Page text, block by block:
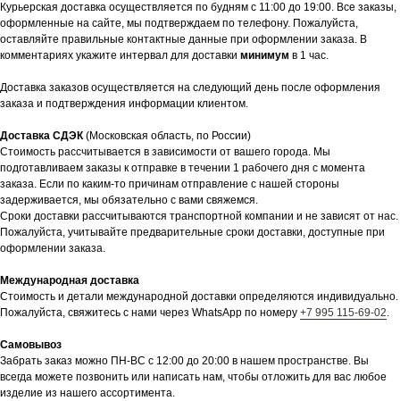
Курьерская доставка осуществляется по будням с 11:00 до 19:00. Все заказы,
оформленные на сайте, мы подтверждаем по телефону. Пожалуйста,
оставляйте правильные контактные данные при оформлении заказа. В
комментариях укажите интервал для доставки минимум в 1 час.
Доставка заказов осуществляется на следующий день после оформления
заказа и подтверждения информации клиентом.
Доставка СДЭК(Московская область, по России)
Стоимость рассчитывается в зависимости от вашего города. Мы
подготавливаем заказы к отправке в течении 1 рабочего дня с момента
заказа. Если по каким-то причинам отправление с нашей стороны
задерживается, мы обязательно с вами свяжемся.
Сроки доставки рассчитываются транспортной компании и не зависят от нас.
Пожалуйста, учитывайте предварительные сроки доставки, доступные при
оформлении заказа.
Международная доставка
Стоимость и детали международной доставки определяются индивидуально.
Пожалуйста, свяжитесь с нами через WhatsApp по номеру +7 995 115-69-02.
Самовывоз
Забрать заказ можно ПН-ВС с 12:00 до 20:00 в нашем пространстве. Вы
всегда можете позвонить или написать нам, чтобы отложить для вас любое
изделие из нашего ассортимента.